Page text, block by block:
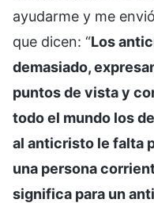
ayudarme y me
que dicen: “Los
demasiado,
puntos de vista y
todo el mundo los
al anticristo le falta
una persona
significa para un